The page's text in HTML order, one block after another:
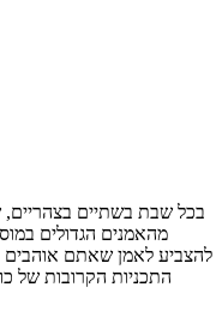
בכל שבת בשתיים
מהאמנים הגדולים
להצביע לאמן שאתם
התכניות הקרובות של